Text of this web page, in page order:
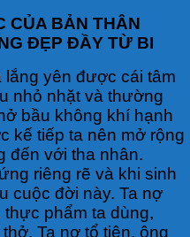
CỦA BẢN THÂN
ĐẸP ĐẦY TỪ BI
lắng yên được cái tâm
nhỏ nhặt và thường
bầu không khí hạnh
kế tiếp ta nên mở rộng
đến với tha nhân.
riêng rẽ và khi sinh
cuộc đời này. Ta nợ
phẩm ta dùng,
Ta nợ tổ tiên, ông